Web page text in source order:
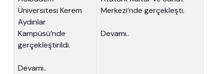
Üniversitesi Kerem
Aydınlar
Kampüsü’nde
gerçekleştirildi.
Devamı..
Merkezi’nde gerçekleşti.
Devamı..